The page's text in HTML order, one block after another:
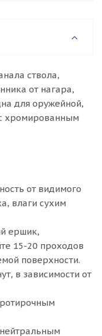
ствола,
от нагара,
для оружейной,
хромированным
от видимого
влаги сухим
ершик,
15-20 проходов
поверхности.
в зависимости от